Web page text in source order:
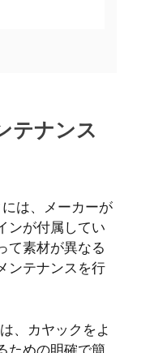
テナンス
は、メーカーが
ンが付属してい
て素材が異なる
ンテナンスを行
、カヤックをよ